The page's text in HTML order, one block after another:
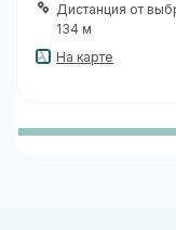
Дистанция от
134 м
На карте